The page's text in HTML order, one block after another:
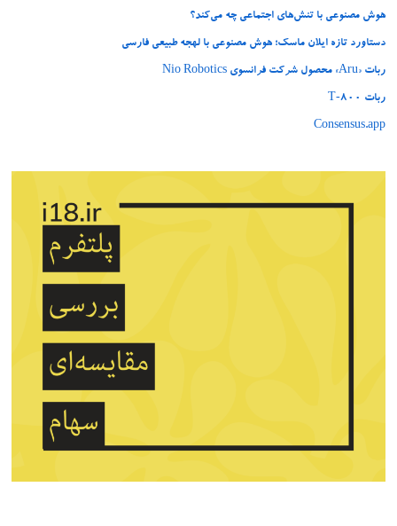
هوش مصنوعی با تنش‌های اجتماعی چه می‌کند؟
دستاورد تازه ایلان ماسک؛ هوش مصنوعی با لهجه طبیعی فارسی
ربات «Aru» محصول شرکت فرانسوی Nio Robotics
ربات T‑800
Consensus.app